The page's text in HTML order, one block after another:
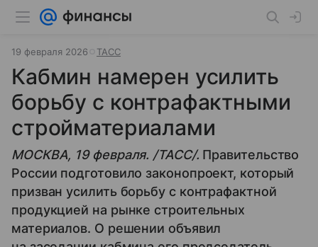
19 февраля 2026 ТАСС
Кабмин намерен усилить
борьбу с контрафактными
стройматериалами
МОСКВА, 19 февраля. /ТАСС/. Правительство
России подготовило законопроект, который
призван усилить борьбу с контрафактной
продукцией на рынке строительных
материалов. О решении объявил